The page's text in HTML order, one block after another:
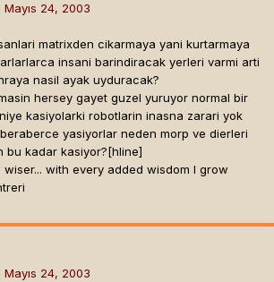
Mayıs 24, 2003
matrixden cikarmaya yani kurtarmaya
insani barindiracak yerleri varmi arti
nasil ayak uyduracak?
hersey gayet guzel yuruyor normal bir
kasiyolarki robotlarin inasna zarari yok
yasiyorlar neden morp ve dierleri
bu kadar kasiyor?[hline]
with every added wisdom I grow
Mayıs 24, 2003